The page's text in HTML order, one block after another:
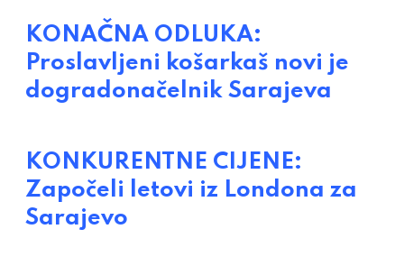
KONAČNA ODLUKA:
Proslavljeni košarkaš novi je
dogradonačelnik Sarajeva
KONKURENTNE CIJENE:
Započeli letovi iz Londona za
Sarajevo